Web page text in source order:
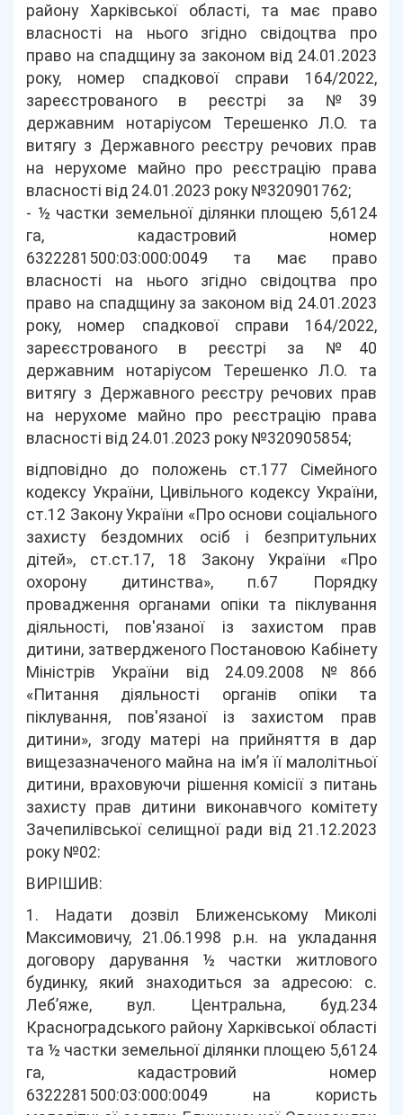
району Харківської області, та має право
власності на нього згідно свідоцтва про
право на спадщину за законом від 24.01.2023
року, номер спадкової справи 164/2022,
зареєстрованого в реєстрі за №39
державним нотаріусом Терешенко Л.О. та
витягу з Державного реєстру речових прав
на нерухоме майно про реєстрацію права
власності від 24.01.2023 року №320901762;
- ½ частки земельної ділянки площею 5,6124
га, кадастровий номер
6322281500:03:000:0049 та має право
власності на нього згідно свідоцтва про
право на спадщину за законом від 24.01.2023
року, номер спадкової справи 164/2022,
зареєстрованого в реєстрі за №40
державним нотаріусом Терешенко Л.О. та
витягу з Державного реєстру речових прав
на нерухоме майно про реєстрацію права
власності від 24.01.2023 року №320905854;
відповідно до положень ст.177 Сімейного
кодексу України, Цивільного кодексу України,
ст.12 Закону України «Про основи соціального
захисту бездомних осіб і безпритульних
дітей», ст.ст.17, 18 Закону України «Про
охорону дитинства», п.67 Порядку
провадження органами опіки та піклування
діяльності, пов'язаної із захистом прав
дитини, затвердженого Постановою Кабінету
Міністрів України від 24.09.2008 №866
«Питання діяльності органів опіки та
піклування, пов'язаної із захистом прав
дитини», згоду матері на прийняття в дар
вищезазначеного майна на ім’я її малолітньої
дитини, враховуючи рішення комісії з питань
захисту прав дитини виконавчого комітету
Зачепилівської селищної ради від 21.12.2023
року №02:
ВИРІШИВ:
1. Надати дозвіл Ближенському Миколі
Максимовичу, 21.06.1998 р.н. на укладання
договору дарування ½ частки житлового
будинку, який знаходиться за адресою: с.
Леб’яже, вул. Центральна, буд.234
Красноградського району Харківської області
та ½ частки земельної ділянки площею 5,6124
га, кадастровий номер
6322281500:03:000:0049 на користь